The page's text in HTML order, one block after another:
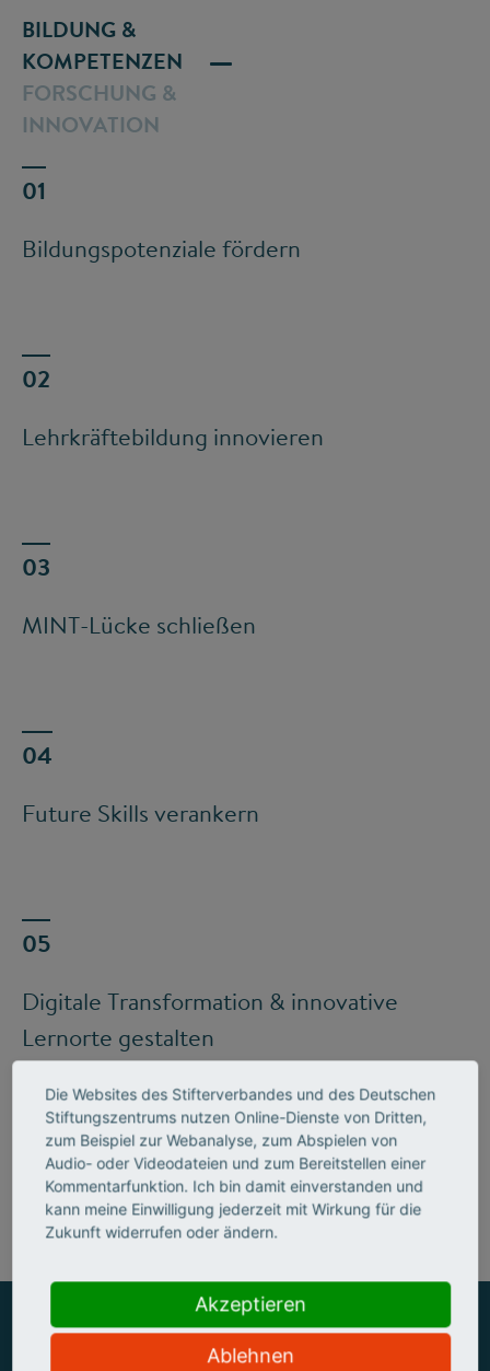
BILDUNG &
KOMPETENZEN
Bildungspotenziale fördern
Lehrkräftebildung innovieren
MINT-Lücke schließen
Future Skills verankern
Digitale Transformation & innovative
Lernorte gestalten
Mehr zum Handlungsfeld "Bildung &
Kompetenzen"
FORSCHUNG &
INNOVATION
ZUSAMMEN MEHR ERREICHEN
Die Websites des Stifterverbandes und des Deutschen
Stiftungszentrums nutzen Online-Dienste von Dritten,
zum Beispiel zur Webanalyse, zum Abspielen von
Audio- oder Videodateien und zum Bereitstellen einer
Kommentarfunktion. Ich bin damit einverstanden und
kann meine Einwilligung jederzeit mit Wirkung für die
Zukunft widerrufen oder ändern.
Akzeptieren
Ablehnen